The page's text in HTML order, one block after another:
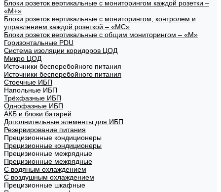
Блоки розеток вертикальные с мониторингом каждой розетки –
«М+»
Блоки розеток вертикальные с мониторингом, контролем и
управлением каждой розеткой – «МС»
Блоки розеток вертикальные с общим мониторингом – «М»
Горизонтальные PDU
Система изоляции коридоров ЦОД
Микро ЦОД
Источники бесперебойного питания
Источники бесперебойного питания
Стоечные ИБП
Напольные ИБП
Трёхфазные ИБП
Однофазные ИБП
АКБ и блоки батарей
Дополнительные элементы для ИБП
Резервирование питания
Прецизионные кондиционеры
Прецизионные кондиционеры
Прецизионные межрядные
Прецизионные межрядные
С водяным охлаждением
С воздушным охлаждением
Прецизионные шкафные